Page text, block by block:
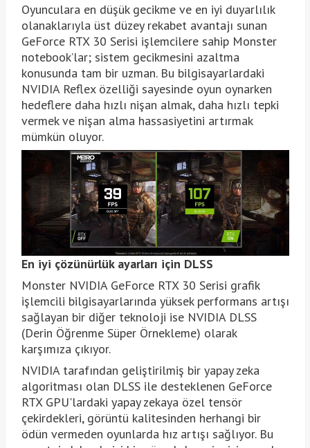
Oyunculara en düşük gecikme ve en iyi duyarlılık
olanaklarıyla üst düzey rekabet avantajı sunan
GeForce RTX 30 Serisi işlemcilere sahip Monster
notebook’lar; sistem gecikmesini azaltma
konusunda tam bir uzman. Bu bilgisayarlardaki
NVIDIA Reflex özelliği sayesinde oyun oynarken
hedeflere daha hızlı nişan almak, daha hızlı tepki
vermek ve nişan alma hassasiyetini artırmak
mümkün oluyor.
En iyi çözünürlük ayarları için DLSS
Monster NVIDIA GeForce RTX 30 Serisi grafik
işlemcili bilgisayarlarında yüksek performans artışı
sağlayan bir diğer teknoloji ise NVIDIA DLSS
(Derin Öğrenme Süper Örnekleme) olarak
karşımıza çıkıyor.
NVIDIA tarafından geliştirilmiş bir yapay zeka
algoritması olan DLSS ile desteklenen GeForce
RTX GPU'lardaki yapay zekaya özel tensör
çekirdekleri, görüntü kalitesinden herhangi bir
ödün vermeden oyunlarda hız artışı sağlıyor. Bu